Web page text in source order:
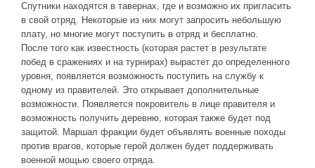
Спутники находятся в тавернах, где и возможно их пригласить
в свой отряд. Некоторые из них могут запросить небольшую
плату, но многие могут поступить в отряд и бесплатно.
После того как известность (которая растет в результате
побед в сражениях и на турнирах) вырастет до определенного
уровня, появляется возможность поступить на службу к
одному из правителей. Это открывает дополнительные
возможности. Появляется покровитель в лице правителя и
возможность получить деревню, которая также будет под
защитой. Маршал фракции будет объявлять военные походы
против врагов, которые герой должен будет поддерживать
военной мощью своего отряда.